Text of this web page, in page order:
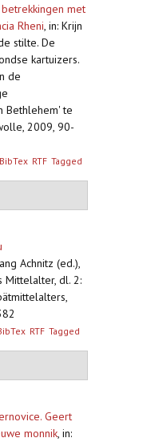
met
Rheni, in: Krijn
stilte. De
kartuizers.
de
Bethlehem' te
2009, 90-
BibTex RTF Tagged
Achnitz (ed.),
Mittelalter, dl. 2:
RTF Tagged
Geert
monnik, in: